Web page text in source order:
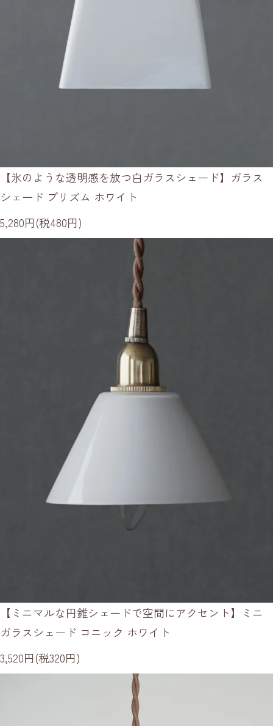
【氷のような透明感を放つ白ガラスシェード】ガラス
シェード プリズム ホワイト
5,280円(税480円)
【ミニマルな円錐シェードで空間にアクセント】ミニ
ガラスシェード コニック ホワイト
3,520円(税320円)